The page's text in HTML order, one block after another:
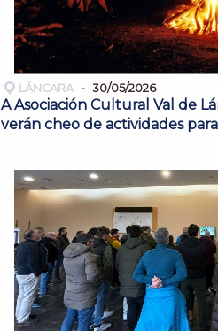
LÁNCARA 30/05/2026
A Asociación Cultural Val de
verán cheo de actividades